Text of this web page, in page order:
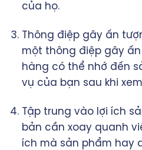
của họ.
Thông điệp gây ấn
một thông điệp gây
hàng có thể nhớ đến
vụ của bạn sau khi
Tập trung vào lợi ích
bản cần xoay quanh
ích mà sản phẩm hay